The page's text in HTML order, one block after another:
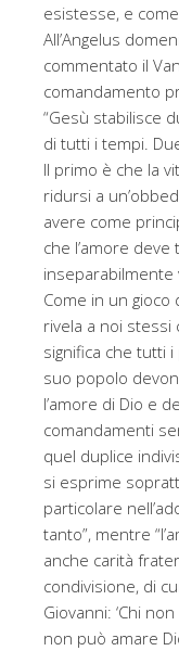
esistesse, e
All’Angelus
commentato il
comandamento
“Gesù stabilisce
di tutti i tempi.
Il primo è che la
ridursi a
avere come
che l’amore
inseparabilmente
Come in un gioco
rivela a noi stessi
significa che tutti
suo popolo
l’amore di Dio e
comandamenti
quel duplice
si esprime
particolare
tanto”, mentre
anche carità
condivisione, di
Giovanni: ‘Chi
non può amare